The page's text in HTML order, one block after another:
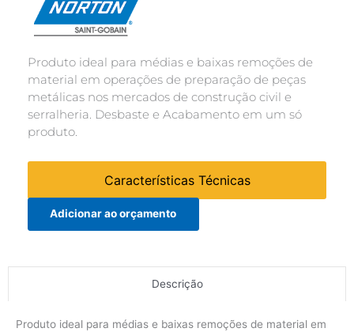
Produto ideal para médias e baixas remoções de
material em operações de preparação de peças
metálicas nos mercados de construção civil e
serralheria. Desbaste e Acabamento em um só
produto.
Características Técnicas
Adicionar ao orçamento
Descrição
Produto ideal para médias e baixas remoções de material em